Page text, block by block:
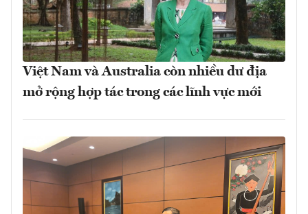
Việt Nam và Australia còn nhiều dư địa
mở rộng hợp tác trong các lĩnh vực mới